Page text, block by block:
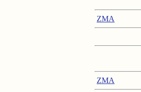
ZMA
ZMA